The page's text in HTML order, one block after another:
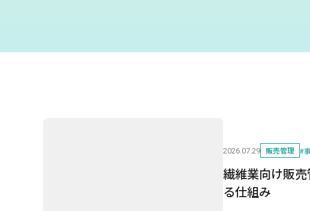
2026.07.29 販売管理 #
繊維業向け販
る仕組み